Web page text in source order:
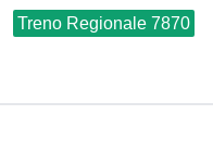
Treno Regionale 7870